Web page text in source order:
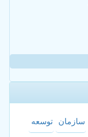
سازمان توسعه